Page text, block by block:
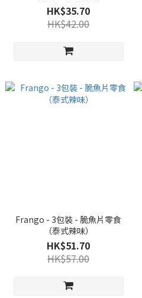
HK$35.70
HK$42.00
Frango - 3包裝 - 脆魚片零食
（泰式辣味）
HK$51.70
HK$57.00